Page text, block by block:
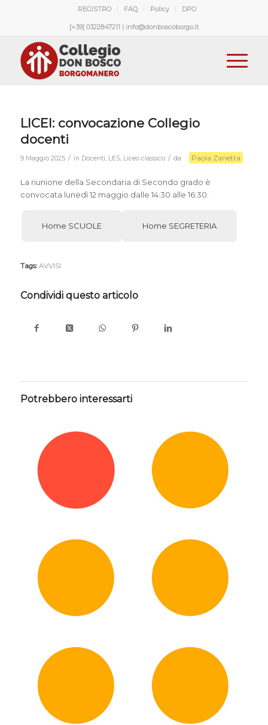
REGISTRO FAQ Policy DPO
[+39] 0322847211 | info@donboscoborgo.it
LICEI: convocazione Collegio
docenti
9 Maggio 2025 / in Docenti, LES, Liceo classico / da Paola Zanetta
La riunione della Secondaria di Secondo grado è
convocata lunedì 12 maggio dalle 14:30 alle 16:30.
Home SCUOLE Home SEGRETERIA
Tags: AVVISI
Condividi questo articolo
Potrebbero interessarti